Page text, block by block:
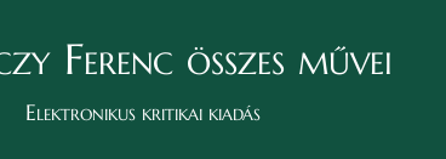
Ferenc összes művei
Elektronikus kritikai kiadás